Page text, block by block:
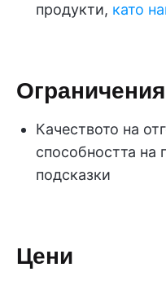
продукти, като
Ограничения
Качеството на
способността на
подсказки
Цени